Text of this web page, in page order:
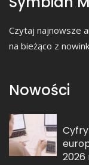
Czytaj najnowsze
na bieżąco z
Nowości
2026